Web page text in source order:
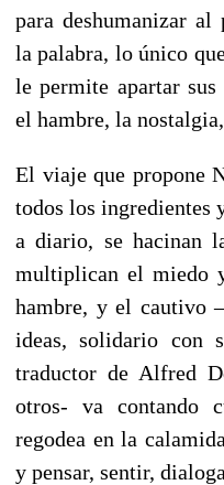
para deshumanizar
la palabra, lo único
le permite apartar sus
el hambre, la
El viaje que propone
todos los ingredientes
a diario, se hacinan
multiplican el miedo
hambre, y el cautivo
ideas, solidario con
traductor de Alfred
otros- va contando
regodea en la
y pensar, sentir,